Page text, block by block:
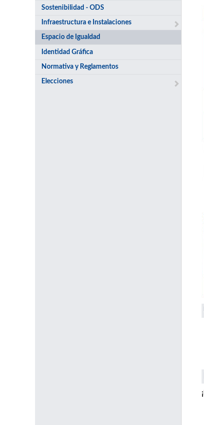
Sostenibilidad - ODS
Infraestructura e Instalaciones
Espacio de Igualdad
Identidad Gráfica
Normativa y Reglamentos
Elecciones